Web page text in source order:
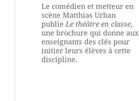
Le comédien et metteur en
scène Matthias Urban
publie Le théâtre en classe,
une brochure qui donne aux
enseignants des clés pour
initier leurs élèves à cette
discipline.